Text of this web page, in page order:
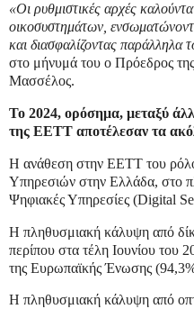
«Οι ρυθμιστικές αρχές
οικοσυστημάτων,
και διασφαλίζοντας παράλληλα
στο μήνυμά του ο Πρόεδρος
Μασσέλος.
Το 2024, ορόσημα, μεταξύ
της ΕΕΤΤ αποτέλεσαν τα
Η ανάθεση στην ΕΕΤΤ του
Υπηρεσιών στην Ελλάδα, στο
Ψηφιακές Υπηρεσίες (Digital
Η πληθυσμιακή κάλυψη από
περίπου στα τέλη Ιουνίου του
της Ευρωπαϊκής Ένωσης
Η πληθυσμιακή κάλυψη από